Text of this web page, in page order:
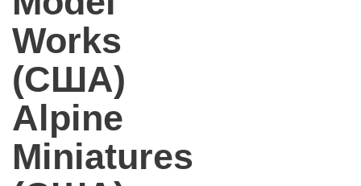
Works
(США)
Alpine
Miniatures